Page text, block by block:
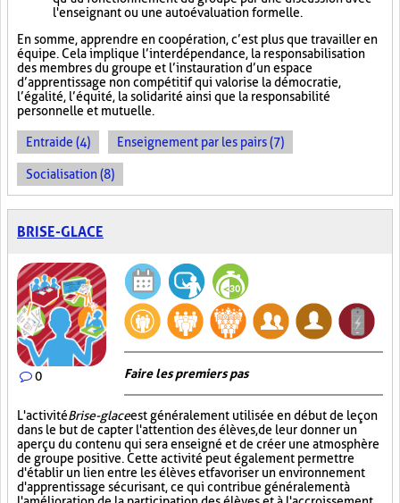
l'enseignant ou une autoévaluation formelle.
En somme, apprendre en coopération, c’est plus que travailler en
équipe. Cela implique l’interdépendance, la responsabilisation
des membres du groupe et l’instauration d’un espace
d’apprentissage non compétitif qui valorise la démocratie,
l’égalité, l’équité, la solidarité ainsi que la responsabilité
personnelle et mutuelle.
Entraide (4) Enseignement par les pairs (7)
Socialisation (8)
BRISE-GLACE
0 Faire les premiers pas
L'activitéBrise-glaceest généralement utilisée en début de leçon
dans le but de capter l'attention des élèves, de leur donner un
aperçu du contenu qui sera enseigné et de créer une atmosphère
de groupe positive. Cette activité peut également permettre
d'établir un lien entre les élèves et favoriser un environnement
d'apprentissage sécurisant, ce qui contribue généralement à